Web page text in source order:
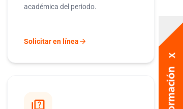
académica del periodo.
Solicitar en líneaarrow_forward